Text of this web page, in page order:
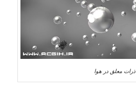
ذرات معلق در هوا